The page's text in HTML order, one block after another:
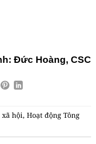
Đức Hoàng, CSC
xã hội, Hoạt động Tông